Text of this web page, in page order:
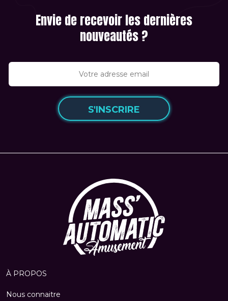
Envie de recevoir les dernières
nouveautés ?
S'INSCRIRE
À PROPOS
Nous connaitre